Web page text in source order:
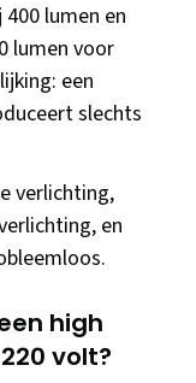
lumen en
lumen voor
een
slechts
verlichting,
en
high
volt?